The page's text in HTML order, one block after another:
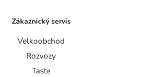
Zákaznický servis
Velkoobchod
Rozvozy
Taste